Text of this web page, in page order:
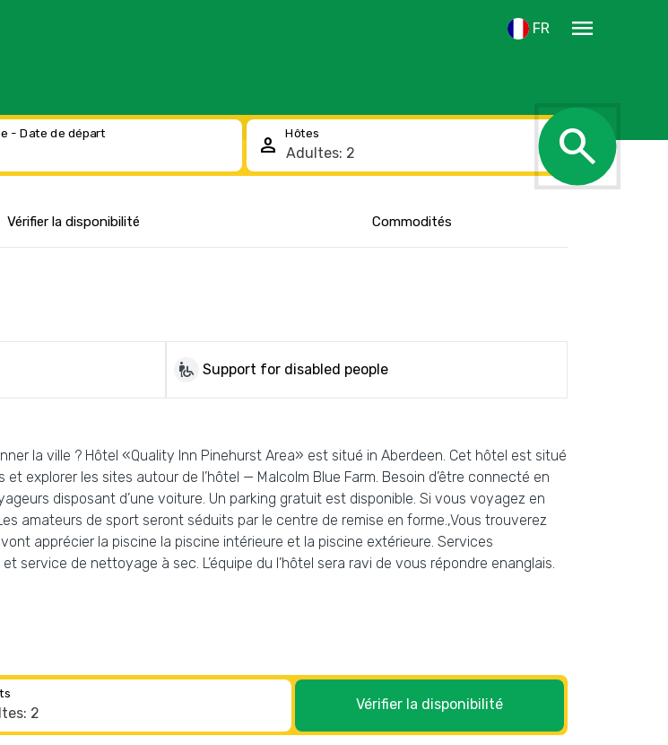
FR menu
- Date de départ person Hôtes search
Vérifier la disponibilité Commoditésl'emplacement
wheelchair_pickup Support for disabled people
la ville ? Hôtel «Quality Inn Pinehurst Area» est situé in Aberdeen. Cet hôtel est situé
explorer les sites autour de l’hôtel — Malcolm Blue Farm. Besoin d’être connecté en
disposant d’une voiture. Un parking gratuit est disponible. Si vous voyagez en
amateurs de sport seront séduits par le centre de remise en forme.,Vous trouverez
apprécier la piscine la piscine intérieure et la piscine extérieure. Services
service de nettoyage à sec. L’équipe du l’hôtel sera ravi de vous répondre enanglais.
Vérifier la disponibilité